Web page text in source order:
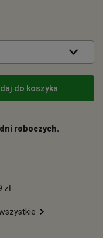
do koszyka
roboczych.
zł